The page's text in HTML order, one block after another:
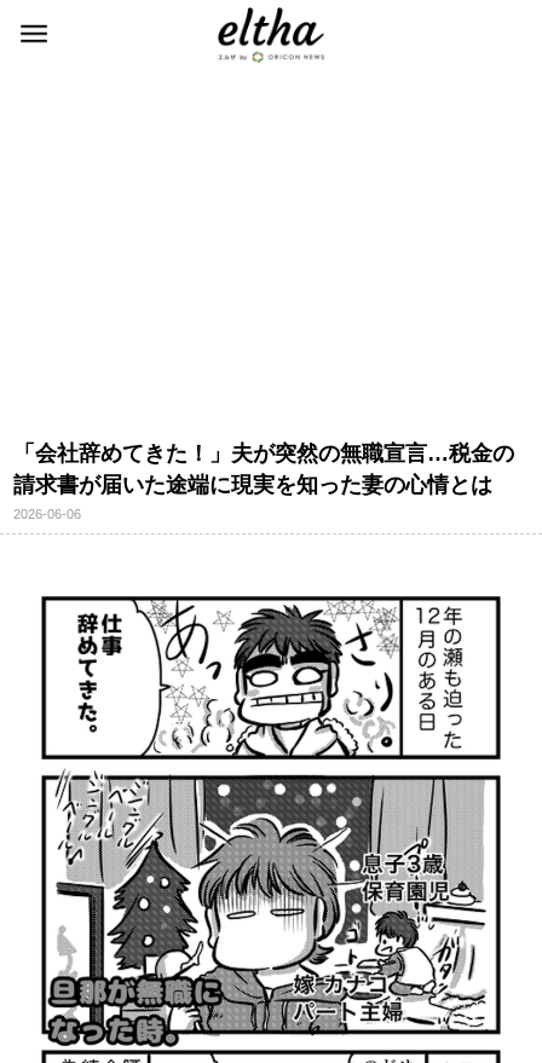
「会社辞めてきた！」夫が突然の無職宣言…税金の
請求書が届いた途端に現実を知った妻の心情とは
2026-06-06